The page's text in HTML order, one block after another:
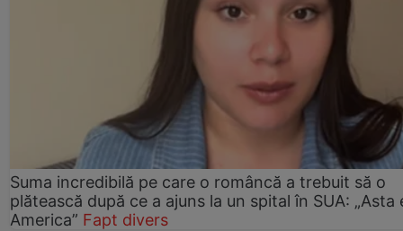
Suma incredibilă pe care o româncă a trebuit să o
plătească după ce a ajuns la un spital în SUA: „Asta
America” Fapt divers